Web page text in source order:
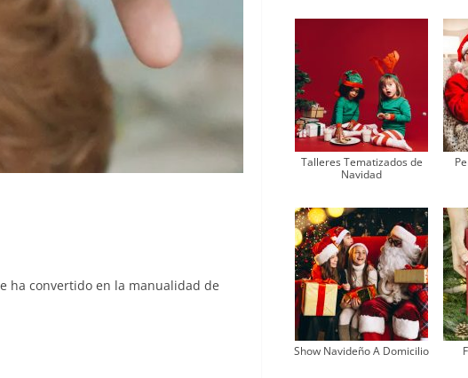
ha convertido en la manualidad de
Talleres Tematizados de
Navidad
Show Navideño A Domicilio